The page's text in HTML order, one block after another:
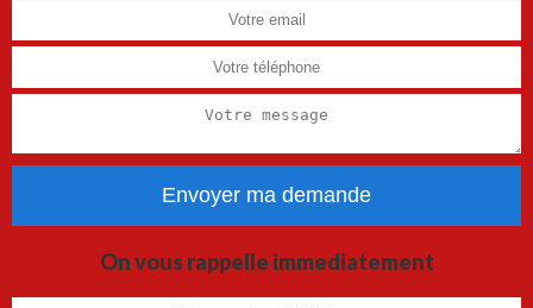
On vous rappelle immediatement